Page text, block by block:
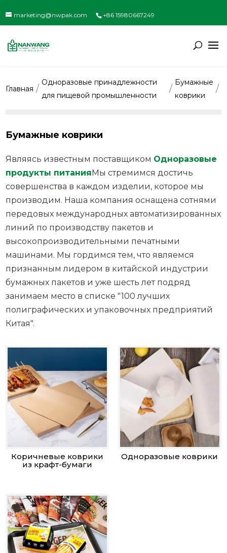
marketing@nwpak.com +86 15980667249
Главная
Одноразовые принадлежности
для пищевой промышленности
Бумажные
коврики
Бумажные коврики
Являясь известным поставщиком Одноразовые
продукты питанияМы стремимся достичь
совершенства в каждом изделии, которое мы
производим. Наша компания оснащена сотнями
передовых международных автоматизированных
линий по производству пакетов и
высокопроизводительными печатными
машинами. Мы гордимся тем, что являемся
признанным лидером в китайской индустрии
бумажных пакетов и уже шесть лет подряд
занимаем место в списке "100 лучших
полиграфических и упаковочных предприятий
Китая".
Коричневые коврики
из крафт-бумаги
Одноразовые коврики